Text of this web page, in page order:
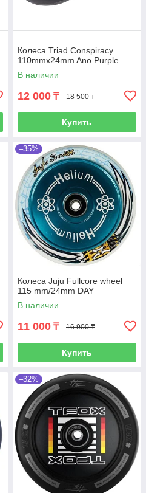
Колеса Triad Conspiracy
110mmx24mm Ano Purple
В наличии
12 000 ₸ 18 500 ₸
Купить
–35%
Колеса Juju Fullcore wheel
115 mm/24mm DAY
В наличии
11 000 ₸ 16 900 ₸
Купить
–32%